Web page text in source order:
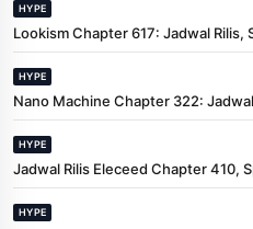
HYPE
Lookism Chapter 617: Jadwal Rilis,
HYPE
Nano Machine Chapter 322:
HYPE
Jadwal Rilis Eleceed Chapter 410,
HYPE